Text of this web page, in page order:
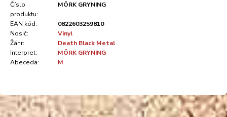
Číslo
produktu:
MÖRK GRYNING
EAN kód:
0822603259810
Nosič:
Vinyl
Žánr:
Death Black Metal
Interpret:
MÖRK GRYNING
Abeceda:
M